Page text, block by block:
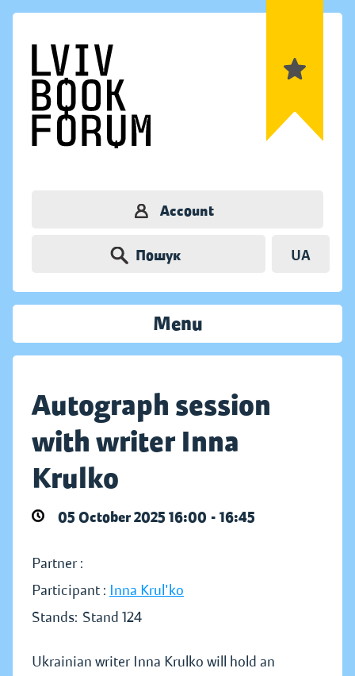
Account
Пошук UA
Menu
Autograph session
with writer Inna
Krulko
05 October 2025 16:00 - 16:45
Partner :
Participant : Inna Krul'ko
Stands: Stand 124
Ukrainian writer Inna Krulko will hold an